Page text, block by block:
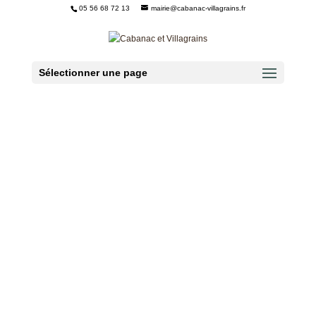
05 56 68 72 13 mairie@cabanac-villagrains.fr
Sélectionner une page